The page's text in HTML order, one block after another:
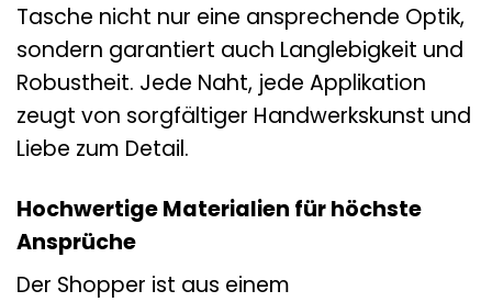
Tasche nicht nur eine ansprechende Optik,
sondern garantiert auch Langlebigkeit und
Robustheit. Jede Naht, jede Applikation
zeugt von sorgfältiger Handwerkskunst und
Liebe zum Detail.
Hochwertige Materialien für höchste
Ansprüche
Der Shopper ist aus einem